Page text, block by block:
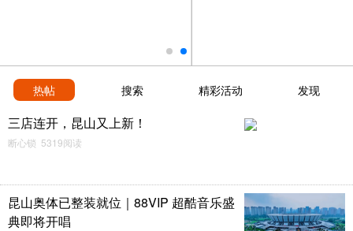
热帖 搜索 精彩活动 发现
三店连开，昆山又上新！
断心锁 5319阅读
昆山奥体已整装就位｜88VIP 超酷音乐盛
典即将开唱